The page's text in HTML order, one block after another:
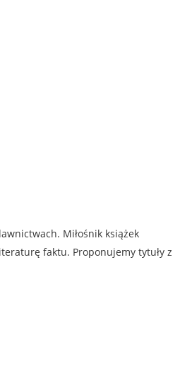
Miłośnik książek
faktu. Proponujemy tytuły z